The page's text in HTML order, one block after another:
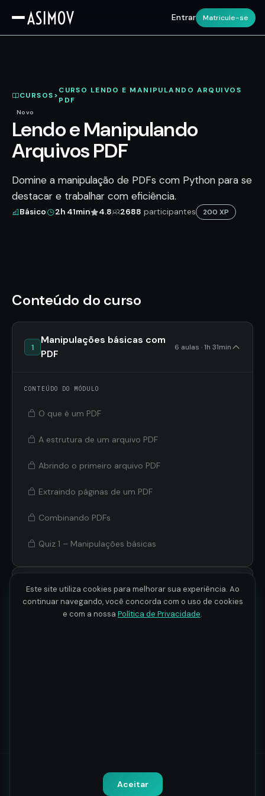
Entrar Matricule-se
CURSOS>
CURSO LENDO E MANIPULANDO ARQUIVOS
PDF
Novo
Lendo e Manipulando
Arquivos PDF
Domine a manipulação de PDFs com Python para se
destacar e trabalhar com eficiência.
Básico 2h 41min 4.8 2688 participantes 200 XP
Conteúdo do curso
1
Manipulações básicas com
PDF
6 aulas · 1h 31min
CONTEÚDO DO MÓDULO
O que é um PDF
A estrutura de um arquivo PDF
Abrindo o primeiro arquivo PDF
Extraindo páginas de um PDF
Combinando PDFs
Quiz 1 – Manipulações básicas
2 Edição de arquivos PDF 7 aulas · 2h 27min
Todos os direitos reservados. Política de Privacidade
de Uso
Este site utiliza cookies para melhorar sua experiência. Ao
continuar navegando, você concorda com o uso de cookies
e com a nossa Política de Privacidade.
Aceitar